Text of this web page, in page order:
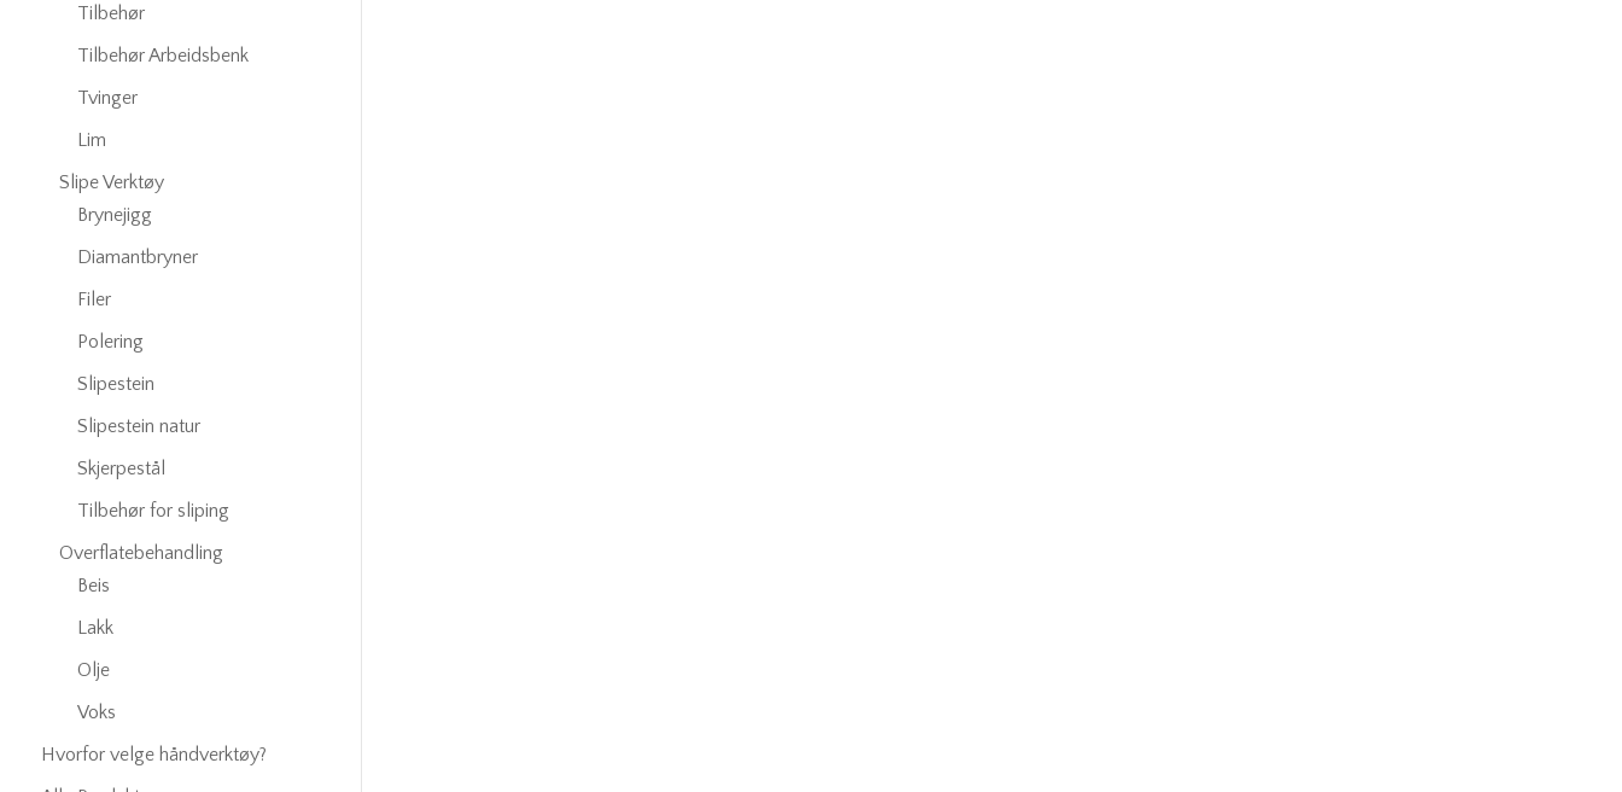
Tilbehør
Tilbehør Arbeidsbenk
Tvinger
Lim
Slipe Verktøy
Brynejigg
Diamantbryner
Filer
Polering
Slipestein
Slipestein natur
Skjerpestål
Tilbehør for sliping
Overflatebehandling
Beis
Lakk
Olje
Voks
Hvorfor velge håndverktøy?